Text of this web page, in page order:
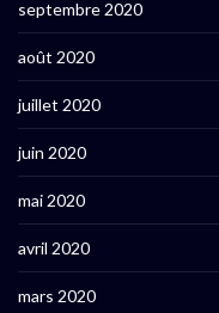
septembre 2020
août 2020
juillet 2020
juin 2020
mai 2020
avril 2020
mars 2020